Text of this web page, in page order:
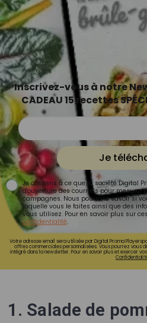
Inscrivez-vous à notre
CADEAU 15 recettes
Je
Je consens à ce que la société Digital
d'ouverture des courriels pour mesurer
campagnes. Nous pourrons savoir si
laquelle vous le faites ainsi que des
vous utilisez. Pour en savoir plus sur
confidentialité.
Votre adresse email sera utilisée par Digital Prisma
offres commerciales personnalisées. Vous pourrez vous
intégré dans la newsletter. Pour en savoir plus et exercer
1. Salade de